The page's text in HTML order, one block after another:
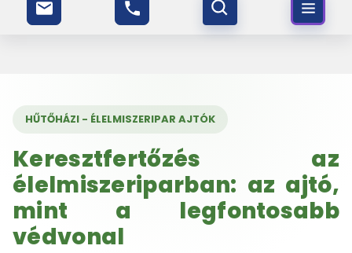
HŰTŐHÁZI - ÉLELMISZERIPAR AJTÓK
Keresztfertőzés az
élelmiszeriparban: az ajtó,
mint a legfontosabb
védvonal